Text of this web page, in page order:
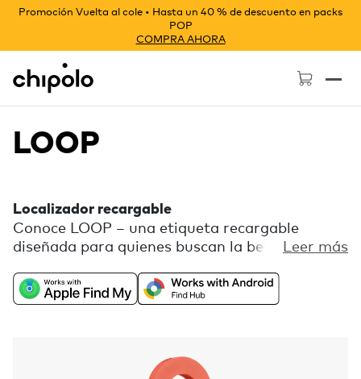
Promoción Vuelta al cole • Hasta un 40 % de descuento en packs
POP
COMPRA AHORA
Chipolo - Home page
LOOP
Localizador recargable
Conoce LOOP – una etiqueta recargable
diseñada para quienes buscan la belleza en
compatibilidad universal con Buscar de Apple o
Localizador de Google, combinada con una
funciones extra gratuitas, como Llama tu
Leer más